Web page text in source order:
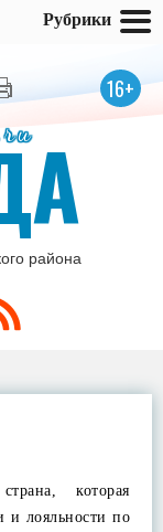
16+
района
которая
и лояльности по
Рубрики